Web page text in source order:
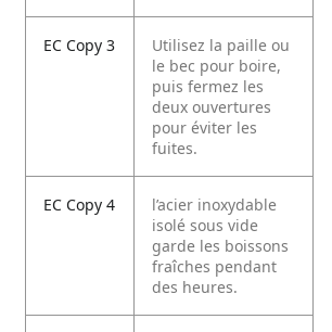
EC Copy 3
Utilisez la paille ou
le bec pour boire,
puis fermez les
deux ouvertures
pour éviter les
fuites.
EC Copy 4
l’acier inoxydable
isolé sous vide
garde les boissons
fraîches pendant
des heures.